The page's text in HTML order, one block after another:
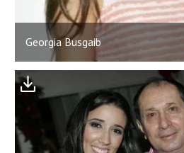
Georgia Busgaib